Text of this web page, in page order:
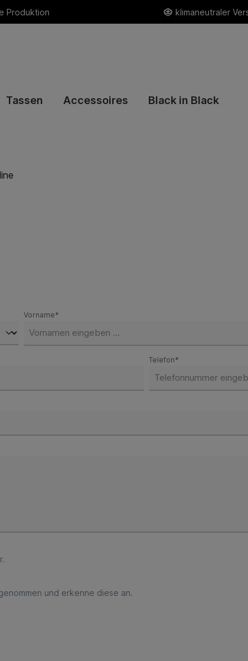
Produktion klimaneutraler
Tassen Accessoires Black in Black
Vorname*
Telefon*
und erkenne diese an.